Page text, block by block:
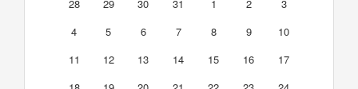
28
29 30 31 1 2
3
4
5 6 7 8 9
10
11
12 13 14 15 16
17